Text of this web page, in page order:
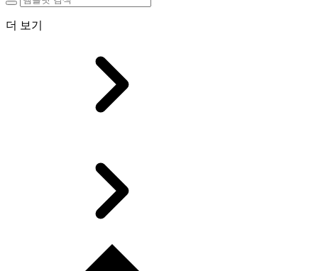
더 보기